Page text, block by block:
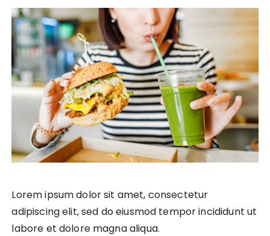
Lorem ipsum dolor sit amet, consectetur
adipiscing elit, sed do eiusmod tempor incididunt ut
labore et dolore magna aliqua.